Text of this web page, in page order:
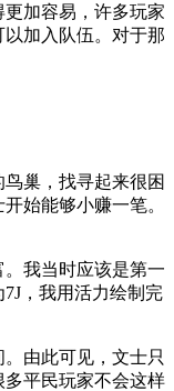
加容易，许多玩家
加入队伍。对于那
巢，找寻起来很困
始能够小赚一笔。
我当时应该是第一
，我用活力绘制完
由此可见，文士只
平民玩家不会这样